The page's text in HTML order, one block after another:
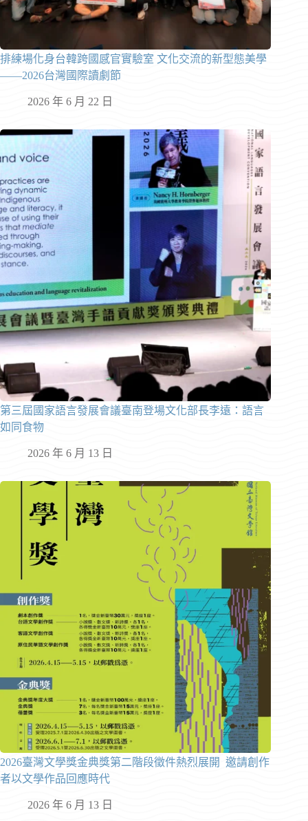
排練場化身台韓跨國感官實驗室 文化交流的新型態美學
——2026台灣國際讀劇節
2026 年 6 月 22 日
第三屆國家語言發展會議臺南登場文化部長李遠：語言
如同食物
2026 年 6 月 13 日
2026臺灣文學獎金典獎第二階段徵件熱烈展開 邀請創作
者以文學作品回應時代
2026 年 6 月 13 日